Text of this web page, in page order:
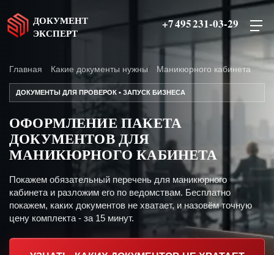
ДОКУМЕНТ
ЭКСПЕРТ
+7 495 231-03-29
Главная Какие документы нужны Маникюрного кабинета
ДОКУМЕНТЫ ДЛЯ ПРОВЕРОК • ЗАПУСК БИЗНЕСА
ОФОРМЛЕНИЕ ПАКЕТА
ДОКУМЕНТОВ ДЛЯ
МАНИКЮРНОГО КАБИНЕТА
Покажем обязательный перечень для маникюрного
кабинета и разложим его по ведомствам. Бесплатно
покажем, каких документов не хватает, и назовём точную
цену комплекта - за 15 минут.